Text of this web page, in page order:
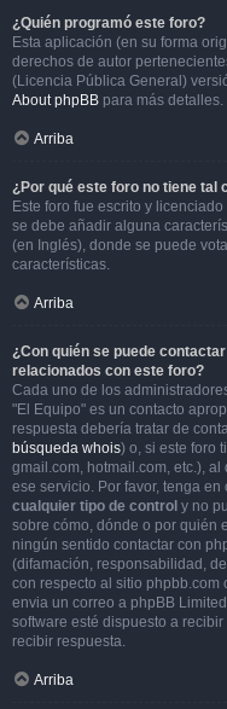
¿Quién programó este foro?
Esta aplicación (en su forma
derechos de autor
(Licencia Pública General)
About phpBB para más detalles.
Arriba
¿Por qué este foro no tiene tal
Este foro fue escrito y
se debe añadir alguna
(en Inglés), donde se puede
características.
Arriba
¿Con quién se puede
relacionados con este foro?
Cada uno de los
"El Equipo" es un contacto
respuesta debería tratar de
búsqueda whois) o, si este foro
gmail.com, hotmail.com, etc.),
ese servicio. Por favor, tenga
cualquier tipo de control y no
sobre cómo, dónde o por quién
ningún sentido contactar con
(difamación, responsabilidad,
con respecto al sitio phpbb.com
envia un correo a phpBB Limited
software esté dispuesto a
recibir respuesta.
Arriba